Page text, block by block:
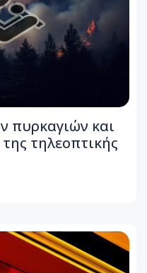
πυρκαγιών και
τηλεοπτικής